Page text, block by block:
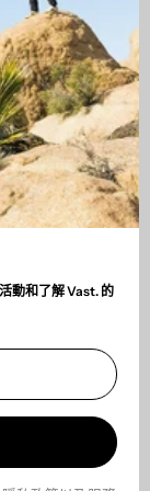
動和了解 Vast. 的